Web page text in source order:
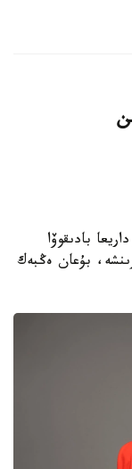
بادىقوۆا
بۇعان ەڭبەك